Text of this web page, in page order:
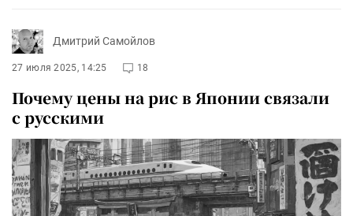
Дмитрий Самойлов
27 июля 2025, 14:25 18
Почему цены на рис в Японии связали
с русскими